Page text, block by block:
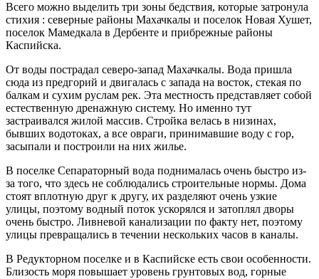
Всего можно выделить три зоны бедствия, которые затронула
стихия : северные районы Махачкалы и поселок Новая Хушет,
поселок Мамедкала в Дербенте и прибрежные районы
Каспийска.
От воды пострадал северо-запад Махачкалы. Вода пришла
сюда из предгорий и двигалась с запада на восток, стекая по
балкам и сухим руслам рек. Эта местность представляет собой
естественную дренажную систему. Но именно тут
застраивался жилой массив. Стройка велась в низинах,
бывших водотоках, а все овраги, принимавшие воду с гор,
засыпали и построили на них жилье.
В поселке Сепараторный вода поднималась очень быстро из-
за того, что здесь не соблюдались строительные нормы. Дома
стоят вплотную друг к другу, их разделяют очень узкие
улицы, поэтому водный поток ускорялся и затоплял дворы
очень быстро. Ливневой канализации по факту нет, поэтому
улицы превращались в течении нескольких часов в каналы.
В Редукторном поселке и в Каспийске есть свои особенности.
Близость моря повышает уровень грунтовых вод, горные